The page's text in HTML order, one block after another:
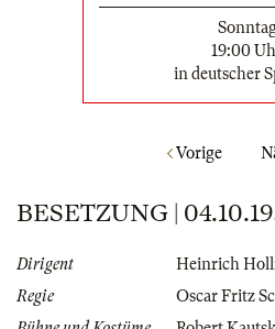
19:00
in deutscher
Vorige
BESETZUNG |
Dirigent
Heinrich
Regie
Oscar Fritz